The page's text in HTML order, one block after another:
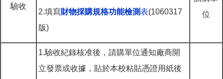
驗收
2.填寫財物採購規格功能檢測表(1060317
版)
位
1.驗收紀錄核准後，請購單位通知廠商開
立發票或收據，貼於本校粘貼憑證用紙後